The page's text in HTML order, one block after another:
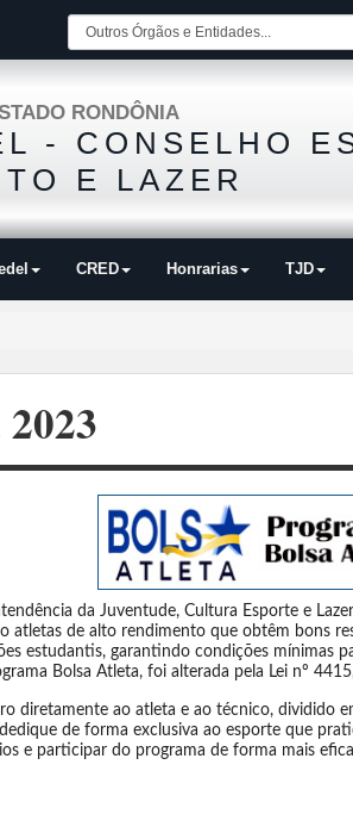
RONDÔNIA
- CONSELHO
E LAZER
CRED Honrarias TJD
da Juventude, Cultura Esporte e
atletas de alto rendimento que obtêm bons
estudantis, garantindo condições mínimas
Bolsa Atleta, foi alterada pela Lei nº
diretamente ao atleta e ao técnico, dividido
de forma exclusiva ao esporte que
e participar do programa de forma mais